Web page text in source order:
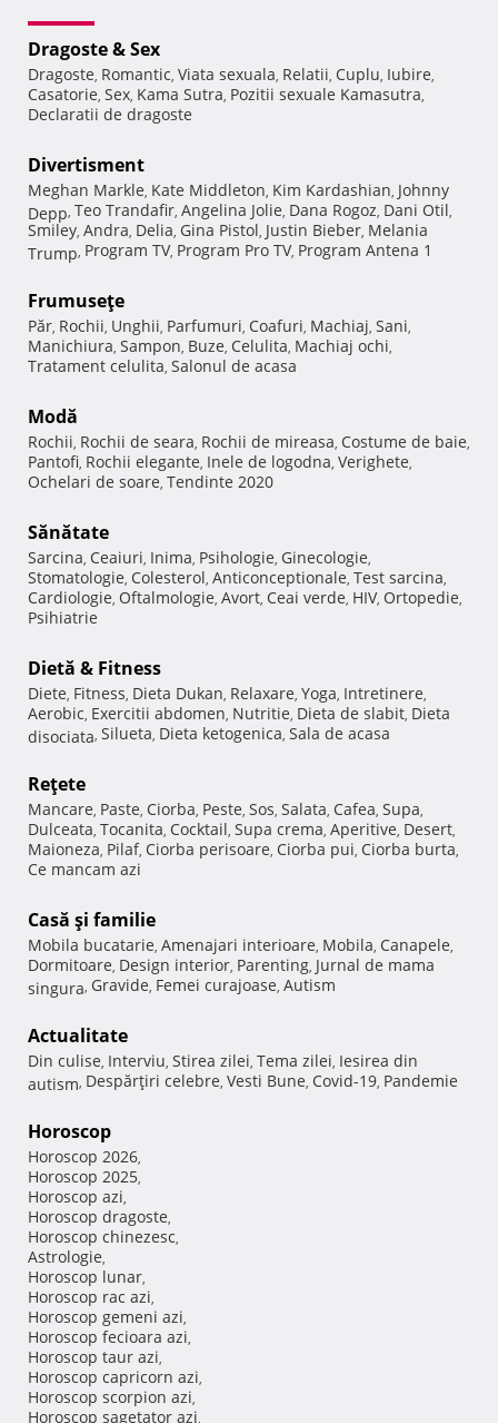
Dragoste & Sex
Dragoste, Romantic, Viata sexuala, Relatii, Cuplu, Iubire,
Casatorie, Sex, Kama Sutra, Pozitii sexuale Kamasutra,
Declaratii de dragoste
Divertisment
Meghan Markle, Kate Middleton, Kim Kardashian, Johnny
Depp, Teo Trandafir, Angelina Jolie, Dana Rogoz, Dani Otil,
Smiley, Andra, Delia, Gina Pistol, Justin Bieber, Melania
Trump, Program TV, Program Pro TV, Program Antena 1
Frumuseţe
Păr, Rochii, Unghii, Parfumuri, Coafuri, Machiaj, Sani,
Manichiura, Sampon, Buze, Celulita, Machiaj ochi,
Tratament celulita, Salonul de acasa
Modă
Rochii, Rochii de seara, Rochii de mireasa, Costume de baie,
Pantofi, Rochii elegante, Inele de logodna, Verighete,
Ochelari de soare, Tendinte 2020
Sănătate
Sarcina, Ceaiuri, Inima, Psihologie, Ginecologie,
Stomatologie, Colesterol, Anticonceptionale, Test sarcina,
Cardiologie, Oftalmologie, Avort, Ceai verde, HIV, Ortopedie,
Psihiatrie
Dietă & Fitness
Diete, Fitness, Dieta Dukan, Relaxare, Yoga, Intretinere,
Aerobic, Exercitii abdomen, Nutritie, Dieta de slabit, Dieta
disociata, Silueta, Dieta ketogenica, Sala de acasa
Reţete
Mancare, Paste, Ciorba, Peste, Sos, Salata, Cafea, Supa,
Dulceata, Tocanita, Cocktail, Supa crema, Aperitive, Desert,
Maioneza, Pilaf, Ciorba perisoare, Ciorba pui, Ciorba burta,
Ce mancam azi
Casă şi familie
Mobila bucatarie, Amenajari interioare, Mobila, Canapele,
Dormitoare, Design interior, Parenting, Jurnal de mama
singura, Gravide, Femei curajoase, Autism
Actualitate
Din culise, Interviu, Stirea zilei, Tema zilei, Iesirea din
autism, Despărţiri celebre, Vesti Bune, Covid-19, Pandemie
Horoscop
Horoscop 2026,
Horoscop 2025,
Horoscop azi,
Horoscop dragoste,
Horoscop chinezesc,
Astrologie,
Horoscop lunar,
Horoscop rac azi,
Horoscop gemeni azi,
Horoscop fecioara azi,
Horoscop taur azi,
Horoscop capricorn azi,
Horoscop scorpion azi,
Horoscop sagetator azi,